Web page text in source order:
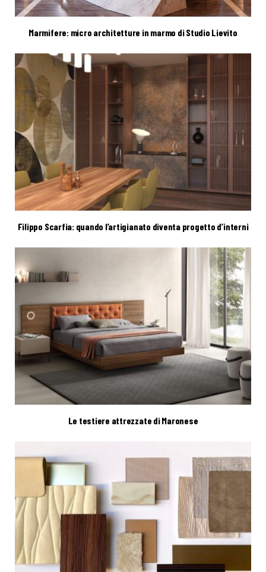
Marmifere: micro architetture in marmo di Studio Lievito
Filippo Scarfia: quando l’artigianato diventa progetto d’interni
Le testiere attrezzate di Maronese